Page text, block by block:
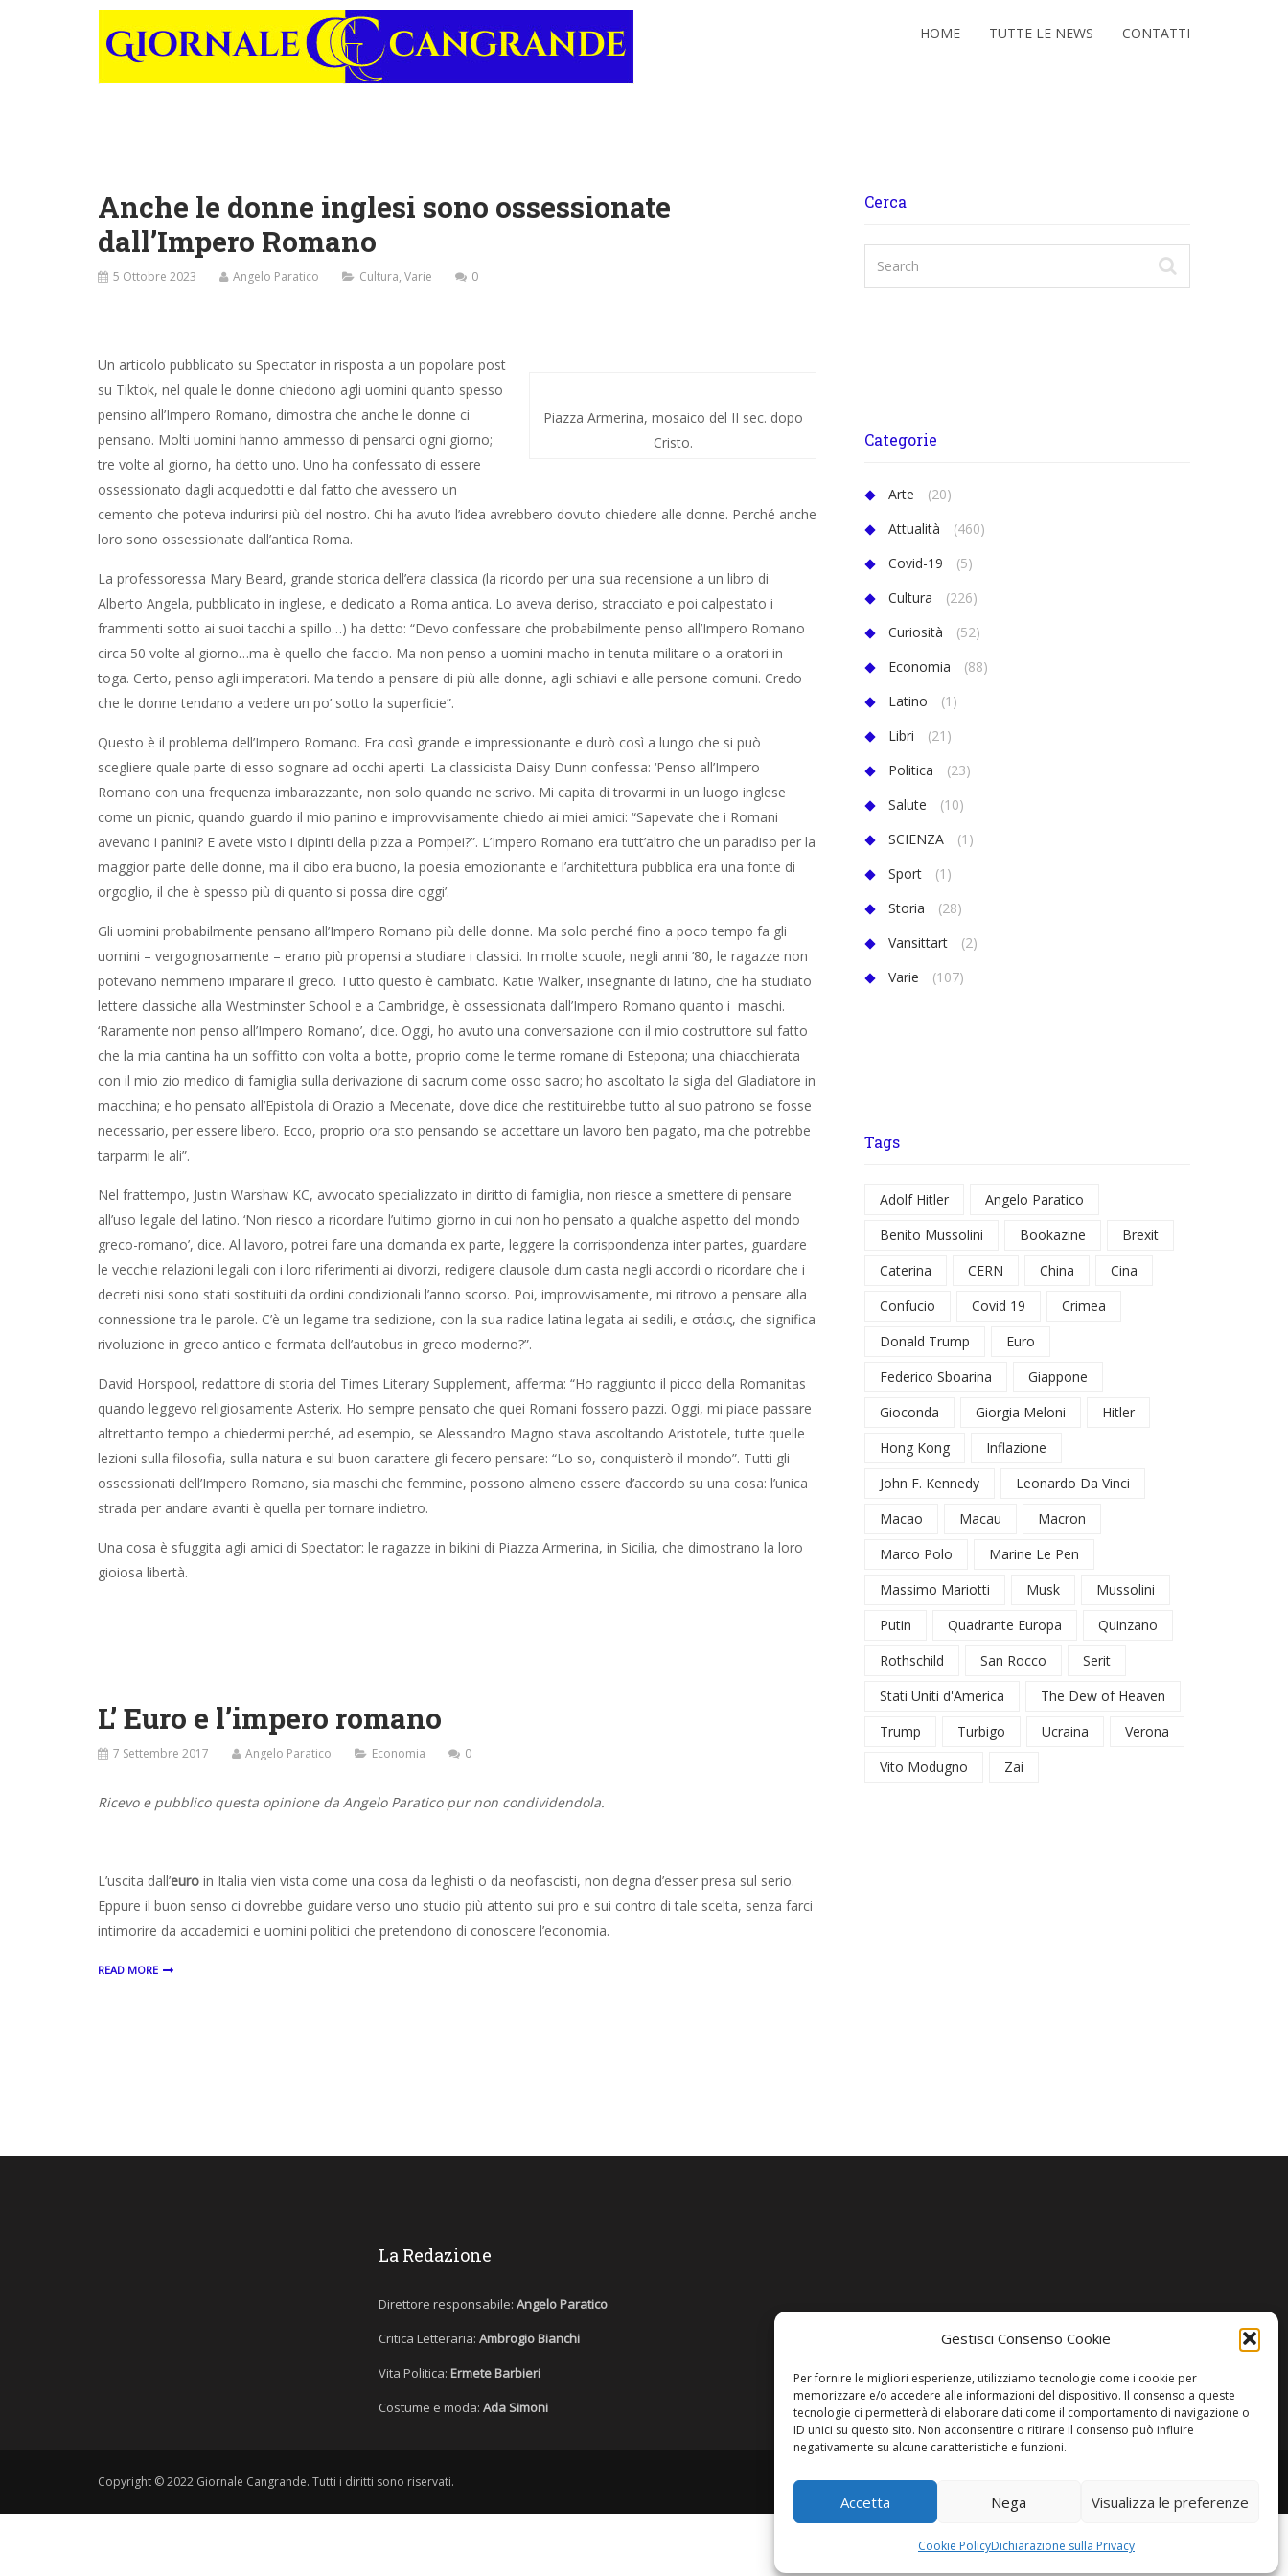
Gestisci Consenso Cookie
Per fornire le migliori esperienze, utilizziamo tecnologie come i cookie per
memorizzare e/o accedere alle informazioni del dispositivo. Il consenso a queste
tecnologie ci permetterà di elaborare dati come il comportamento di navigazione o
ID unici su questo sito. Non acconsentire o ritirare il consenso può influire
negativamente su alcune caratteristiche e funzioni.
Accetta Nega Visualizza le preferenze
Cookie PolicyDichiarazione sulla Privacy
HOME TUTTE LE NEWS CONTATTI
Anche le donne inglesi sono ossessionate
dall’Impero Romano
5 Ottobre 2023 Angelo Paratico Cultura, Varie 0
Piazza Armerina, mosaico del II sec. dopo
Cristo.
Un articolo pubblicato su Spectator in risposta a un popolare post
su Tiktok, nel quale le donne chiedono agli uomini quanto spesso
pensino all’Impero Romano, dimostra che anche le donne ci
pensano. Molti uomini hanno ammesso di pensarci ogni giorno;
tre volte al giorno, ha detto uno. Uno ha confessato di essere
ossessionato dagli acquedotti e dal fatto che avessero un
cemento che poteva indurirsi più del nostro. Chi ha avuto l’idea avrebbero dovuto chiedere alle donne. Perché anche
loro sono ossessionate dall’antica Roma.
La professoressa Mary Beard, grande storica dell’era classica (la ricordo per una sua recensione a un libro di
Alberto Angela, pubblicato in inglese, e dedicato a Roma antica. Lo aveva deriso, stracciato e poi calpestato i
frammenti sotto ai suoi tacchi a spillo…) ha detto: “Devo confessare che probabilmente penso all’Impero Romano
circa 50 volte al giorno…ma è quello che faccio. Ma non penso a uomini macho in tenuta militare o a oratori in
toga. Certo, penso agli imperatori. Ma tendo a pensare di più alle donne, agli schiavi e alle persone comuni. Credo
che le donne tendano a vedere un po’ sotto la superficie”.
Questo è il problema dell’Impero Romano. Era così grande e impressionante e durò così a lungo che si può
scegliere quale parte di esso sognare ad occhi aperti. La classicista Daisy Dunn confessa: ‘Penso all’Impero
Romano con una frequenza imbarazzante, non solo quando ne scrivo. Mi capita di trovarmi in un luogo inglese
come un picnic, quando guardo il mio panino e improvvisamente chiedo ai miei amici: “Sapevate che i Romani
avevano i panini? E avete visto i dipinti della pizza a Pompei?”. L’Impero Romano era tutt’altro che un paradiso per la
maggior parte delle donne, ma il cibo era buono, la poesia emozionante e l’architettura pubblica era una fonte di
orgoglio, il che è spesso più di quanto si possa dire oggi’.
Gli uomini probabilmente pensano all’Impero Romano più delle donne. Ma solo perché fino a poco tempo fa gli
uomini – vergognosamente – erano più propensi a studiare i classici. In molte scuole, negli anni ’80, le ragazze non
potevano nemmeno imparare il greco. Tutto questo è cambiato. Katie Walker, insegnante di latino, che ha studiato
lettere classiche alla Westminster School e a Cambridge, è ossessionata dall’Impero Romano quanto i maschi.
‘Raramente non penso all’Impero Romano’, dice. Oggi, ho avuto una conversazione con il mio costruttore sul fatto
che la mia cantina ha un soffitto con volta a botte, proprio come le terme romane di Estepona; una chiacchierata
con il mio zio medico di famiglia sulla derivazione di sacrum come osso sacro; ho ascoltato la sigla del Gladiatore in
macchina; e ho pensato all’Epistola di Orazio a Mecenate, dove dice che restituirebbe tutto al suo patrono se fosse
necessario, per essere libero. Ecco, proprio ora sto pensando se accettare un lavoro ben pagato, ma che potrebbe
tarparmi le ali”.
Nel frattempo, Justin Warshaw KC, avvocato specializzato in diritto di famiglia, non riesce a smettere di pensare
all’uso legale del latino. ‘Non riesco a ricordare l’ultimo giorno in cui non ho pensato a qualche aspetto del mondo
greco-romano’, dice. Al lavoro, potrei fare una domanda ex parte, leggere la corrispondenza inter partes, guardare
le vecchie relazioni legali con i loro riferimenti ai divorzi, redigere clausole dum casta negli accordi o ricordare che i
decreti nisi sono stati sostituiti da ordini condizionali l’anno scorso. Poi, improvvisamente, mi ritrovo a pensare alla
connessione tra le parole. C’è un legame tra sedizione, con la sua radice latina legata ai sedili, e στάσις, che significa
rivoluzione in greco antico e fermata dell’autobus in greco moderno?”.
David Horspool, redattore di storia del Times Literary Supplement, afferma: “Ho raggiunto il picco della Romanitas
quando leggevo religiosamente Asterix. Ho sempre pensato che quei Romani fossero pazzi. Oggi, mi piace passare
altrettanto tempo a chiedermi perché, ad esempio, se Alessandro Magno stava ascoltando Aristotele, tutte quelle
lezioni sulla filosofia, sulla natura e sul buon carattere gli fecero pensare: “Lo so, conquisterò il mondo”. Tutti gli
ossessionati dell’Impero Romano, sia maschi che femmine, possono almeno essere d’accordo su una cosa: l’unica
strada per andare avanti è quella per tornare indietro.
Una cosa è sfuggita agli amici di Spectator: le ragazze in bikini di Piazza Armerina, in Sicilia, che dimostrano la loro
gioiosa libertà.
L’ Euro e l’impero romano
7 Settembre 2017 Angelo Paratico Economia 0
Ricevo e pubblico questa opinione da Angelo Paratico pur non condividendola.
L’uscita dall’euro in Italia vien vista come una cosa da leghisti o da neofascisti, non degna d’esser presa sul serio.
Eppure il buon senso ci dovrebbe guidare verso uno studio più attento sui pro e sui contro di tale scelta, senza farci
intimorire da accademici e uomini politici che pretendono di conoscere l’economia.
READ MORE
Cerca
Categorie
Arte
(20)
Attualità
(460)
Covid-19
(5)
Cultura
(226)
Curiosità
(52)
Economia
(88)
Latino
(1)
Libri
(21)
Politica
(23)
Salute
(10)
SCIENZA
(1)
Sport
(1)
Storia
(28)
Vansittart
(2)
Varie
(107)
Tags
Adolf Hitler
Angelo Paratico
Benito Mussolini
Bookazine
Brexit
Caterina
CERN China
Cina
Confucio
Covid 19
Crimea
Donald Trump
Euro
Federico Sboarina
Giappone
Gioconda
Giorgia Meloni
Hitler
Hong Kong
Inflazione
John F. Kennedy
Leonardo Da Vinci
Macao
Macau
Macron
Marco Polo
Marine Le Pen
Massimo Mariotti
Musk
Mussolini
Putin
Quadrante Europa
Quinzano
Rothschild
San Rocco
Serit
Stati Uniti d'America
The Dew of Heaven
Trump
Turbigo Ucraina
Verona
Vito Modugno
Zai
La Redazione
Direttore responsabile: Angelo Paratico
Critica Letteraria: Ambrogio Bianchi
Vita Politica: Ermete Barbieri
Costume e moda: Ada Simoni
Copyright © 2022 Giornale Cangrande. Tutti i diritti sono riservati.